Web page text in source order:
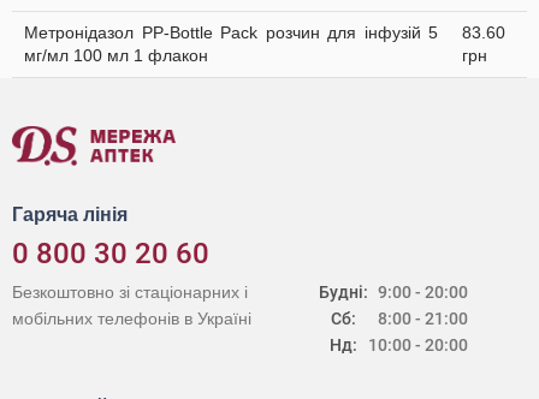
Метронідазол PP-Bottle Pack розчин для інфузій 5
мг/мл 100 мл 1 флакон
83.60
грн
Гаряча лінія
0 800 30 20 60
Будні:
Сб:
Нд:
9:00 - 20:00
8:00 - 21:00
10:00 - 20:00
Безкоштовно зі стаціонарних і
мобільних телефонів в Україні